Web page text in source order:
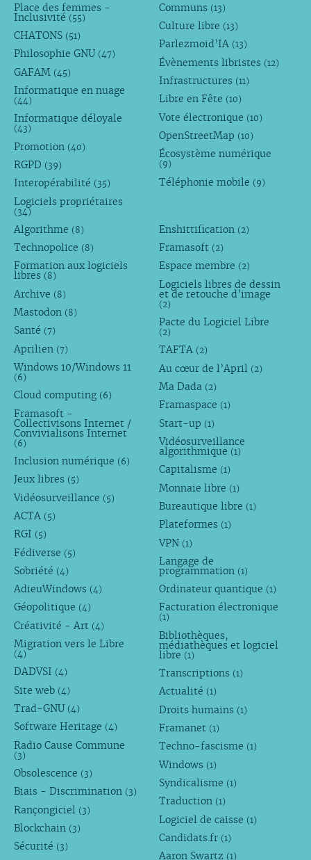
Place des femmes -
Inclusivité (55)
CHATONS (51)
Philosophie GNU (47)
GAFAM (45)
Informatique en nuage
(44)
Informatique déloyale
(43)
Promotion (40)
RGPD (39)
Interopérabilité (35)
Logiciels propriétaires
(34)
Communs (13)
Culture libre (13)
Parlezmoid’IA (13)
Évènements libristes (12)
Infrastructures (11)
Libre en Fête (10)
Vote électronique (10)
OpenStreetMap (10)
Écosystème numérique
(9)
Téléphonie mobile (9)
Algorithme (8)
Technopolice (8)
Formation aux logiciels
libres (8)
Archive (8)
Mastodon (8)
Santé (7)
Aprilien (7)
Windows 10/Windows 11
(6)
Cloud computing (6)
Framasoft -
Collectivisons Internet /
Convivialisons Internet
(6)
Inclusion numérique (6)
Jeux libres (5)
Vidéosurveillance (5)
ACTA (5)
RGI (5)
Fédiverse (5)
Sobriété (4)
AdieuWindows (4)
Géopolitique (4)
Créativité - Art (4)
Migration vers le Libre
(4)
DADVSI (4)
Site web (4)
Trad-GNU (4)
Software Heritage (4)
Radio Cause Commune
(3)
Obsolescence (3)
Biais - Discrimination (3)
Rançongiciel (3)
Blockchain (3)
Sécurité (3)
Enshittification (2)
Framasoft (2)
Espace membre (2)
Logiciels libres de dessin
et de retouche d’image
(2)
Pacte du Logiciel Libre
(2)
TAFTA (2)
Au cœur de l’April (2)
Ma Dada (2)
Framaspace (1)
Start-up (1)
Vidéosurveillance
algorithmique (1)
Capitalisme (1)
Monnaie libre (1)
Bureautique libre (1)
Plateformes (1)
VPN (1)
Langage de
programmation (1)
Ordinateur quantique (1)
Facturation électronique
(1)
Bibliothèques,
médiathèques et logiciel
libre (1)
Transcriptions (1)
Actualité (1)
Droits humains (1)
Framanet (1)
Techno-fascisme (1)
Windows (1)
Syndicalisme (1)
Traduction (1)
Logiciel de caisse (1)
Candidats.fr (1)
Aaron Swartz (1)